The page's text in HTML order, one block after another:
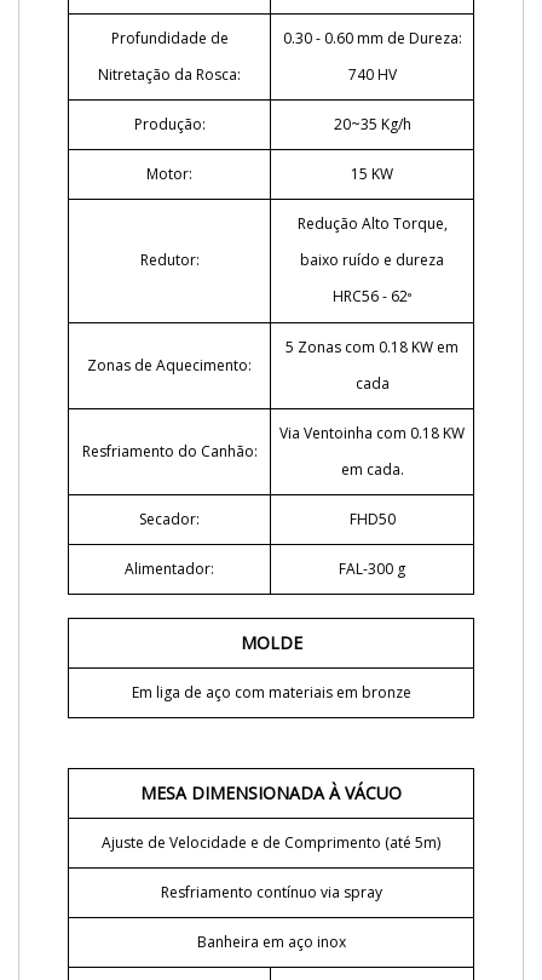
Profundidade de
Nitretação da Rosca:
0.30 - 0.60 mm de Dureza:
740 HV
Produção: 20~35 Kg/h
Motor: 15 KW
Redutor:
Redução Alto Torque,
baixo ruído e dureza
HRC56 - 62°
Zonas de Aquecimento:
5 Zonas com 0.18 KW em
cada
Resfriamento do Canhão:
Via Ventoinha com 0.18 KW
em cada.
Secador: FHD50
Alimentador: FAL-300 g
MOLDE
Em liga de aço com materiais em bronze
MESA DIMENSIONADA À VÁCUO
Ajuste de Velocidade e de Comprimento (até 5m)
Resfriamento contínuo via spray
Banheira em aço inox